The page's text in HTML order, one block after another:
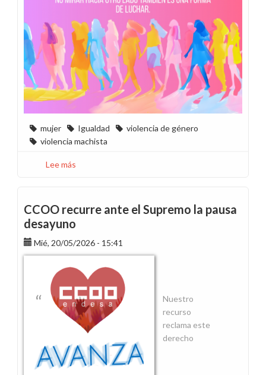
mujer Igualdad
violencia de género
violencia machista
Lee más
-
de
2026
CCOO recurre ante el Supremo la pausa
desayuno
Mié, 20/05/2026 - 15:41
Nuestro
recurso
reclama este
derecho